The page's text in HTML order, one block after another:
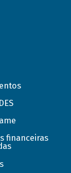
financeiras